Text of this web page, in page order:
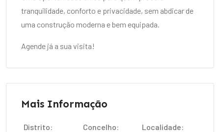
tranquilidade, conforto e privacidade, sem abdicar de
uma construção moderna e bem equipada.
Agende já a sua visita!
Mais Informação
Distrito:
Concelho:
Localidade: